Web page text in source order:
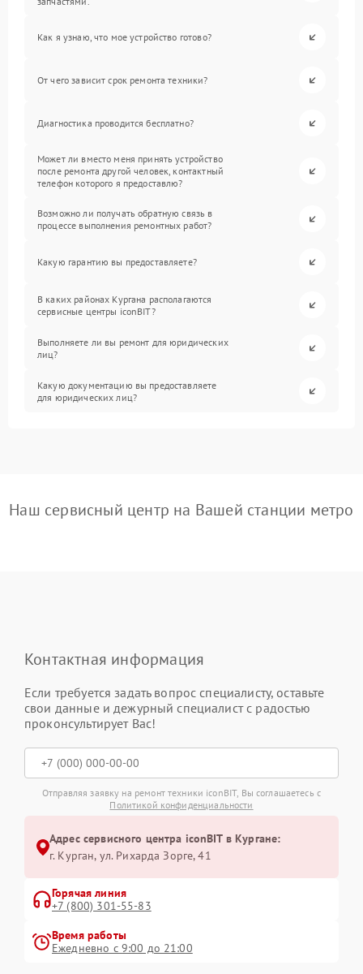
Как я узнаю, что мое устройство готово?
От чего зависит срок ремонта техники?
Диагностика проводится бесплатно?
Может ли вместо меня принять устройство
после ремонта другой человек, контактный
телефон которого я предоставлю?
Возможно ли получать обратную связь в
процессе выполнения ремонтных работ?
Какую гарантию вы предоставляете?
В каких районах Кургана располагаются
сервисные центры iconBIT?
Выполняете ли вы ремонт для юридических
лиц?
Какую документацию вы предоставляете
для юридических лиц?
Наш сервисный центр на Вашей станции метро
Контактная информация
Если требуется задать вопрос специалисту, оставьте
свои данные и дежурный специалист с радостью
проконсультирует Вас!
Отправляя заявку на ремонт техники iconBIT, Вы соглашаетесь с
Политикой конфиденциальности
Адрес сервисного центра iconBIT в Кургане:
г. Курган, ул. Рихарда Зорге, 41
Горячая линия
+7 (800) 301-55-83
Время работы
Ежедневно с 9:00 до 21:00